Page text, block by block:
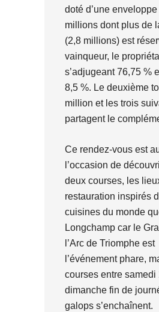
doté d’une
millions dont plus de
(2,8 millions) est
vainqueur, le
s’adjugeant 76,75 %
8,5 %. Le deuxième
million et les trois
partagent le
Ce rendez-vous est
l’occasion de
deux courses, les
restauration inspirés
cuisines du monde
Longchamp car le
l’Arc de Triomphe est
l’événement phare,
courses entre samedi
dimanche fin de
galops s’enchaînent.